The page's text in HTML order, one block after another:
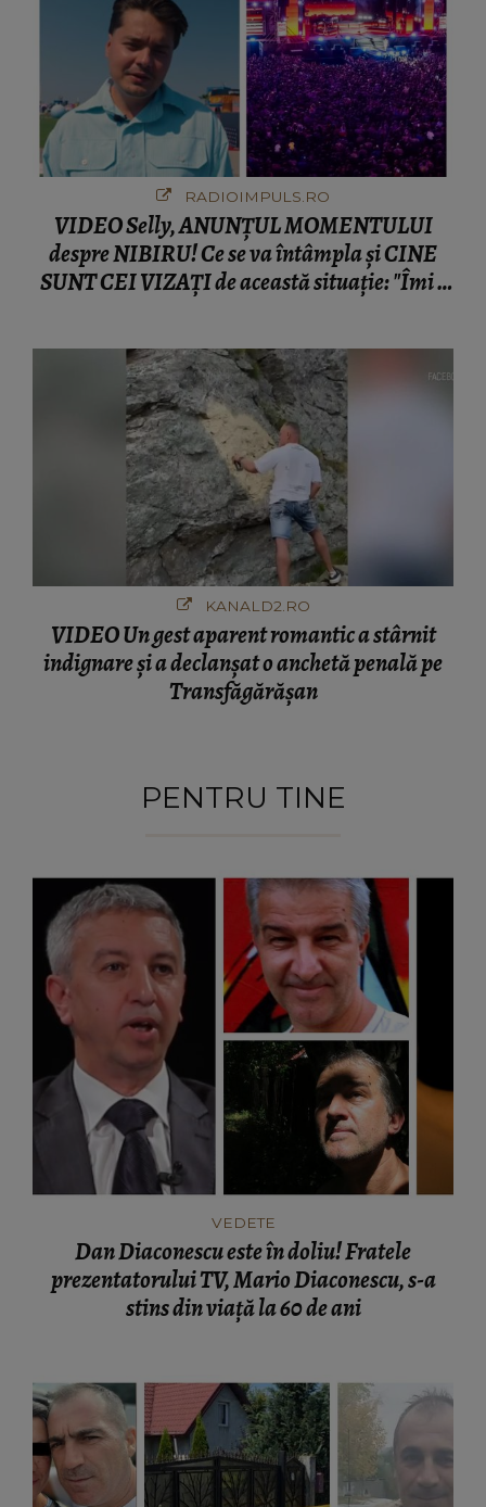
RADIOIMPULS.RO
VIDEO Selly, ANUNȚUL MOMENTULUI
despre NIBIRU! Ce se va întâmpla și CINE
SUNT CEI VIZAȚI de această situație: "Îmi e
KANALD2.RO
VIDEO Un gest aparent romantic a stârnit
indignare și a declanșat o anchetă penală pe
Transfăgărășan
PENTRU TINE
VEDETE
Dan Diaconescu este în doliu! Fratele
prezentatorului TV, Mario Diaconescu, s-a
stins din viață la 60 de ani